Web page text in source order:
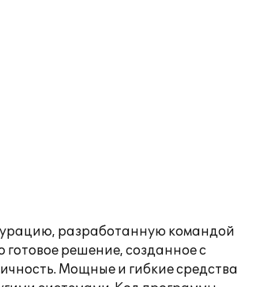
разработанную командой
решение, созданное с
Мощные и гибкие средства